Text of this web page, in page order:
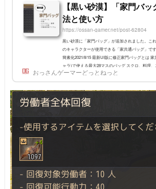
【黒い砂漠】「家門バ
法と使い方
https://ossan-gamer.net/post-62804
黒い砂漠に「家門バッグ」が追加されました。こ
のキャラクターが使用できる「家共通バッグ」で
簡素化2021/8/15 最新UI版に修正家門バッグとは
ャラ)で使える最大28マスのバッグ スクロ、料理
餌、ビールなどが入れられる 家門バッグの重量は
イレージ、パールショップ、依頼(クエスト)で入
方法は3つ 依頼(クエスト) マイレージ パールショ
テム4x6=24枠を合わ...
おっさんゲーマーどっとねっと